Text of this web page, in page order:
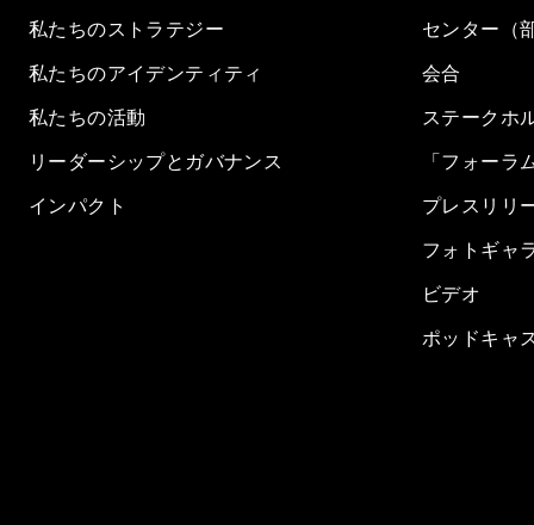
私たちのストラテジー
私たちのアイデンティティ
私たちの活動
リーダーシップとガバナンス
インパクト
センター（
会合
ステークホ
「フォーラ
プレスリリ
フォトギャ
ビデオ
ポッドキャ